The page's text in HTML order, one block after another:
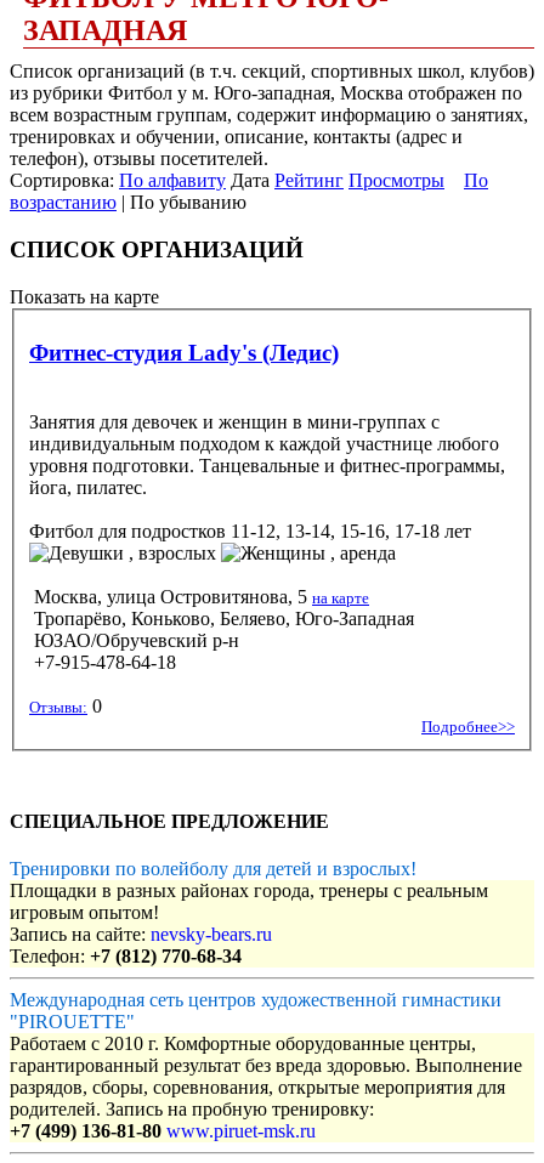
ЗАПАДНАЯ
Список организаций (в т.ч. секций, спортивных школ, клубов)
из рубрики Фитбол у м. Юго-западная, Москва отображен по
всем возрастным группам, содержит информацию о занятиях,
тренировках и обучении, описание, контакты (адрес и
телефон), отзывы посетителей.
Сортировка: По алфавиту Дата Рейтинг Просмотры
По
возрастанию | По убыванию
СПИСОК ОРГАНИЗАЦИЙ
Показать на карте
Фитнес-студия Lady's (Ледис)
Занятия для девочек и женщин в мини-группах с
индивидуальным подходом к каждой участнице любого
уровня подготовки. Танцевальные и фитнес-программы,
йога, пилатес.
Фитбол для подростков 11-12, 13-14, 15-16, 17-18 лет
, взрослых
, аренда
Москва, улица Островитянова, 5 на карте
Тропарёво, Коньково, Беляево, Юго-Западная
ЮЗАО/Обручевский р-н
+7-915-478-64-18
Отзывы: 0
Подробнее>>
СПЕЦИАЛЬНОЕ ПРЕДЛОЖЕНИЕ
Тренировки по волейболу для детей и взрослых!
Площадки в разных районах города, тренеры с реальным
игровым опытом!
Запись на сайте: nevsky-bears.ru
Телефон: +7 (812) 770-68-34
Международная сеть центров художественной гимнастики
"PIROUETTE"
Работаем с 2010 г. Комфортные оборудованные центры,
гарантированный результат без вреда здоровью. Выполнение
разрядов, сборы, соревнования, открытые мероприятия для
родителей. Запись на пробную тренировку:
+7 (499) 136-81-80 www.piruet-msk.ru